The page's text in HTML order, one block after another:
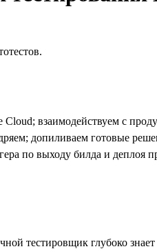
взаимодействуем с
допиливаем готовые
по выходу билда и деплоя
тестировщик глубоко